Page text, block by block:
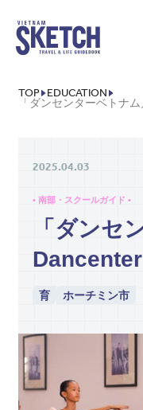
TOP EDUCATION
2025.04.03
• 南部・スクールガイド •
「ダンセ
Dancenter
育 ホーチミン市